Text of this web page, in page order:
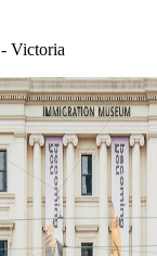
Victoria